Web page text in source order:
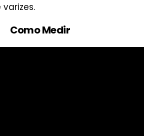
Como Medir